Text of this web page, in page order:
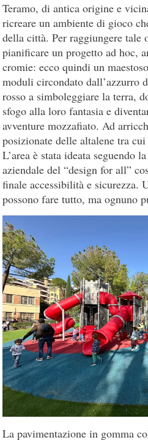
Teramo, di antica origine e
ricreare un ambiente di gioco
della città. Per raggiungere tale
pianificare un progetto ad hoc,
cromie: ecco quindi un
moduli circondato dall’azzurro
rosso a simboleggiare la terra,
sfogo alla loro fantasia e
avventure mozzafiato. Ad
posizionate delle altalene tra
L’area è stata ideata seguendo
aziendale del “design for all”
finale accessibilità e sicurezza.
possono fare tutto, ma ognuno
La pavimentazione in gomma